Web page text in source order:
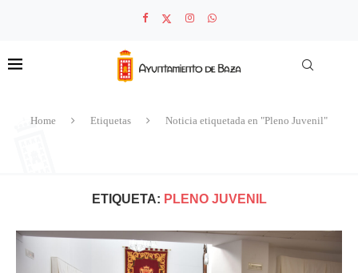
Home Etiquetas Noticia etiquetada en "Pleno Juvenil"
ETIQUETA: PLENO JUVENIL